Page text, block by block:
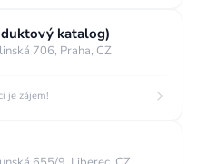
katalog)
706, Praha, CZ
je zájem!